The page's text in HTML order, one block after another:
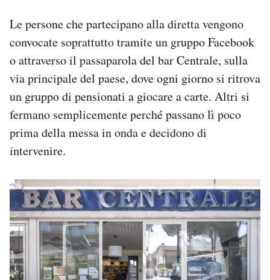
Le persone che partecipano alla diretta vengono
convocate soprattutto tramite un gruppo Facebook
o attraverso il passaparola del bar Centrale, sulla
via principale del paese, dove ogni giorno si ritrova
un gruppo di pensionati a giocare a carte. Altri si
fermano semplicemente perché passano lì poco
prima della messa in onda e decidono di
intervenire.